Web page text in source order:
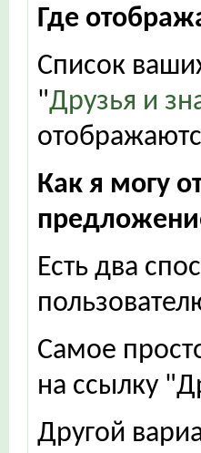
Где
Список
"Друзья и
Как я могу
Есть два
Самое
на ссылку
Другой